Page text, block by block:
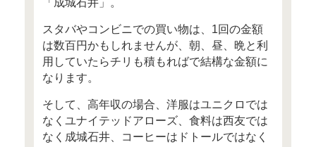
みなさん、こんにちは！
FP Cafeを運営している
(株)Money＆Youの高山一恵で
先日、東京では桜の開花宣言
ね！